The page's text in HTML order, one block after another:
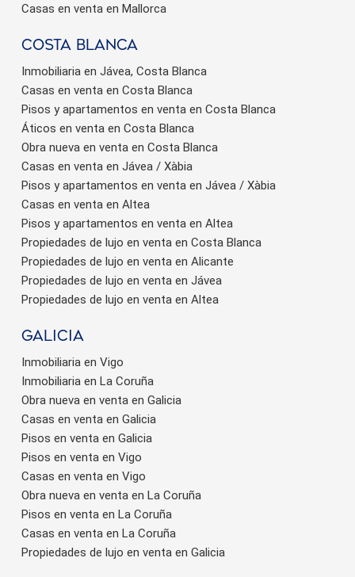
Casas en venta en Mallorca
Costa Blanca
Inmobiliaria en Jávea, Costa Blanca
Casas en venta en Costa Blanca
Pisos y apartamentos en venta en Costa Blanca
Áticos en venta en Costa Blanca
Obra nueva en venta en Costa Blanca
Casas en venta en Jávea / Xàbia
Pisos y apartamentos en venta en Jávea / Xàbia
Casas en venta en Altea
Pisos y apartamentos en venta en Altea
Propiedades de lujo en venta en Costa Blanca
Propiedades de lujo en venta en Alicante
Propiedades de lujo en venta en Jávea
Propiedades de lujo en venta en Altea
Galicia
Inmobiliaria en Vigo
Inmobiliaria en La Coruña
Obra nueva en venta en Galicia
Casas en venta en Galicia
Pisos en venta en Galicia
Pisos en venta en Vigo
Casas en venta en Vigo
Obra nueva en venta en La Coruña
Pisos en venta en La Coruña
Casas en venta en La Coruña
Propiedades de lujo en venta en Galicia